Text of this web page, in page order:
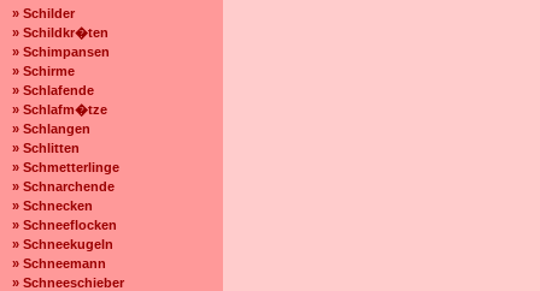
» Schilder
» Schildkr�ten
» Schimpansen
» Schirme
» Schlafende
» Schlafm�tze
» Schlangen
» Schlitten
» Schmetterlinge
» Schnarchende
» Schnecken
» Schneeflocken
» Schneekugeln
» Schneemann
» Schneeschieber